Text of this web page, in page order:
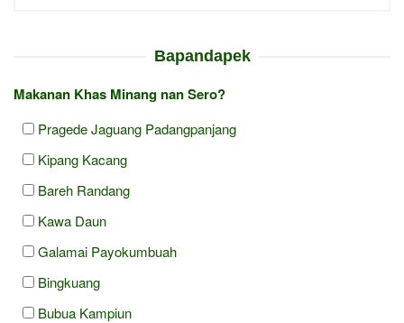
Bapandapek
Makanan Khas Minang nan Sero?
Pragede Jaguang Padangpanjang
Kipang Kacang
Bareh Randang
Kawa Daun
Galamai Payokumbuah
Bingkuang
Bubua Kampiun